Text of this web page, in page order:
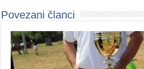
Povezani članci